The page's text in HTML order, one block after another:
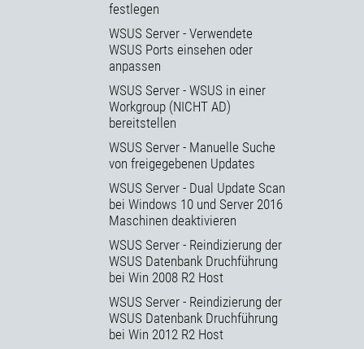
festlegen
WSUS Server - Verwendete
WSUS Ports einsehen oder
anpassen
WSUS Server - WSUS in einer
Workgroup (NICHT AD)
bereitstellen
WSUS Server - Manuelle Suche
von freigegebenen Updates
WSUS Server - Dual Update Scan
bei Windows 10 und Server 2016
Maschinen deaktivieren
WSUS Server - Reindizierung der
WSUS Datenbank Druchführung
bei Win 2008 R2 Host
WSUS Server - Reindizierung der
WSUS Datenbank Druchführung
bei Win 2012 R2 Host